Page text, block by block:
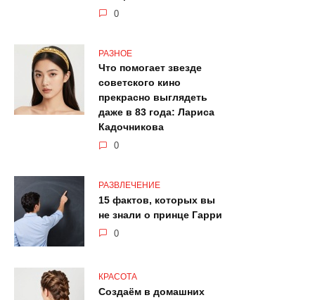
0
РАЗНОЕ
Что помогает звезде
советского кино
прекрасно выглядеть
даже в 83 года: Лариса
Кадочникова
0
РАЗВЛЕЧЕНИЕ
15 фактов, которых вы
не знали о принце Гарри
0
КРАСОТА
Создаём в домашних